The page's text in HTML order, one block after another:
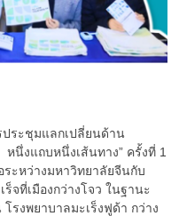
ระชุมแลกเปลี่ยนด้าน
นึ่งแถบหนึ่งเส้นทาง” ครั้งที่ 1
ะหว่างมหาวิทยาลัยจีนกับ
จที่เมืองกว่างโจว ในฐานะ
งพยาบาลมะเร็งฟูด้า กว่าง